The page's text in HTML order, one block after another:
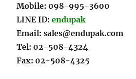
Mobile: 098-995-3600
LINE ID:endupak
Email: sales@endupak.com
Tel: 02-508-4324
Fax: 02-508-4325